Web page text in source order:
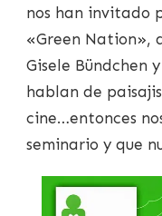
nos han invitado
«Green Nation»,
Gisele Bündchen
hablan de
cine…entonces
seminario y que